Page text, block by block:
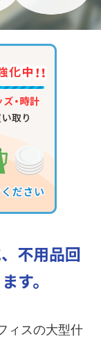
不用品回
す。
ィスの大型什